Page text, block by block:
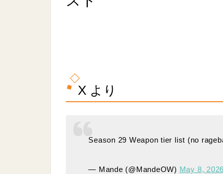
t
7
X より
Season 29 Weapon tier list (no
— Mande (@MandeOW) May 8, 2026